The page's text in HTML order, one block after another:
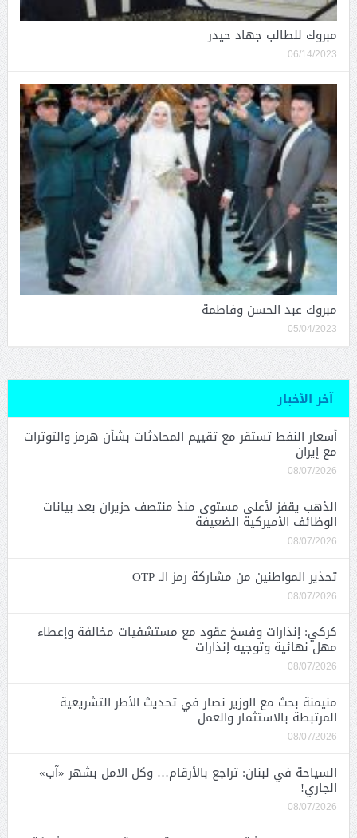
مبروك للطالب جهاد حيدر
06/14/2023
مبروك عبد الحسن وفاطمة
05/04/2023
آخر الأخبار
أسعار النفط تستقر مع تقييم المحادثات بشأن هرمز والتوترات
مع إيران
08/07/2026
الذهب يقفز لأعلى مستوى منذ منتصف حزيران بعد بيانات
الوظائف الأميركية الضعيفة
08/07/2026
تحذير المواطنين من مشاركة رمز الـ OTP
08/07/2026
كركي: إنذارات وفسخ عقود مع مستشفيات مخالفة وإعطاء
مهل نهائية وتوجيه إنذارات
08/07/2026
منيمنة بحث مع الوزير نصار في تحديث الأطر التشريعية
المرتبطة بالاستثمار والعمل
08/07/2026
السياحة في لبنان: تراجع بالأرقام… وكل الامل بشهر «آب»
الجاري!
08/07/2026